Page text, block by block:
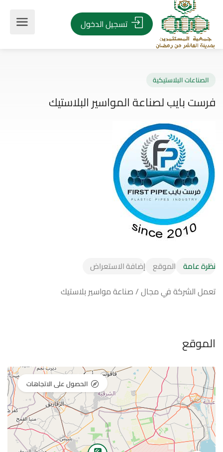
تسجيل الدخول
البلاستيكية
بايب لصناعة المواسير البلاستيك
نظرة عامة الموقع إضافة الاستعراض
تعمل الشركة في مجال / صناعة مواسير بلاستيك
الموقع
الحصول على الاتجاهات